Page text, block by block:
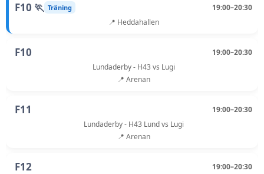
F10 🏃 Träning
19:00–20:30
📍 Heddahallen
F10
19:00–20:30
Lundaderby - H43 vs Lugi
📍 Arenan
F11
19:00–20:30
Lundaderby - H43 Lund vs Lugi
📍 Arenan
F12
19:00–20:30